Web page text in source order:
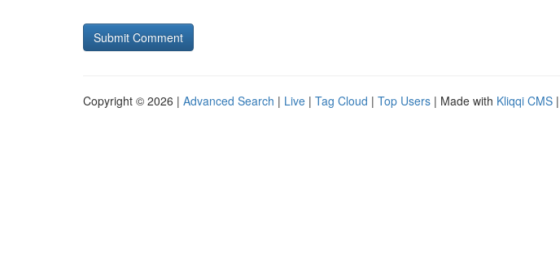
Copyright © 2026 | Advanced Search | Live | Tag Cloud | Top Users | Made with Kliqqi CMS |